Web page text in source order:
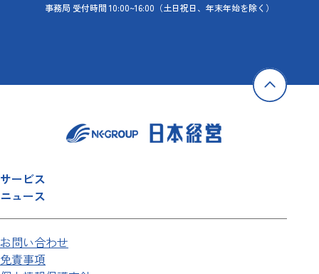
事務局 受付時間 10:00~16:00 （土日祝日、年末年始を除く）
サービス
ニュース
お問い合わせ
免責事項